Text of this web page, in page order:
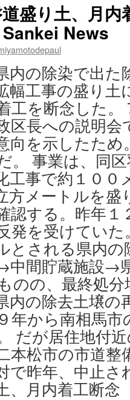
盛り土、月
News
内の除染で出た
幅工事の盛り土
工を断念した。
区長への説明会
向を示したた
。 事業は、同
工事で約１０
方メートルを盛
認する。昨年１
発を受けていた
とされる県内
中間貯蔵施設→
のの、最終処
内の除去土壌の
年から南相馬市
だが居住地付
本松市の市道整
で昨年、中止さ
、月内着工断